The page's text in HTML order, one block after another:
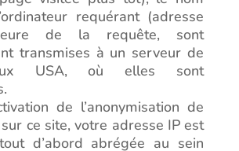
requérant (adresse
de la requête, sont
transmises à un serveur de
USA, où elles sont
de l’anonymisation de
sur ce site, votre adresse IP est
d’abord abrégée au sein